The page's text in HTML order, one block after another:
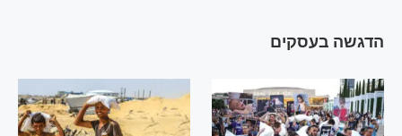
הדגשה בעסקים